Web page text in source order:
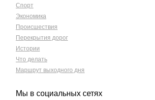
Спорт
Экономика
Происшествия
Перекрытия дорог
Истории
Что делать
Маршрут выходного дня
Мы в социальных сетях